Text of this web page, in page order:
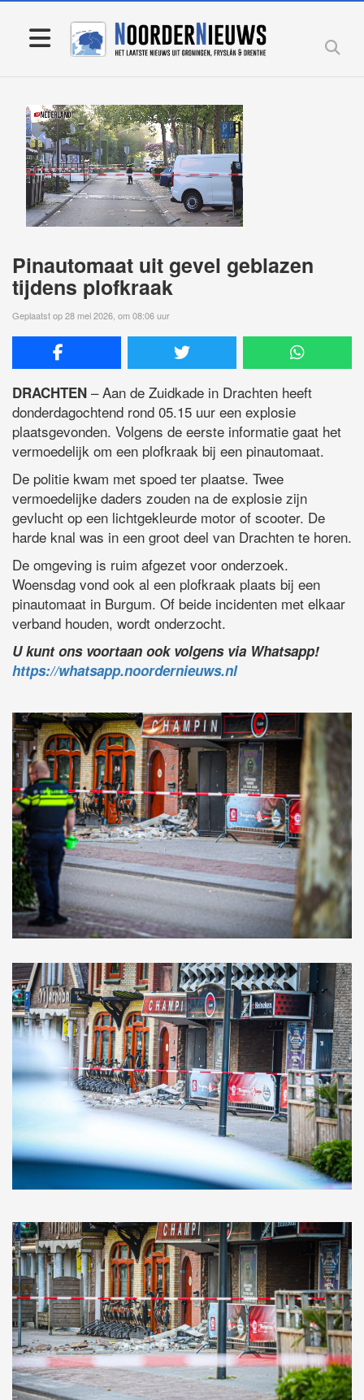
Pinautomaat uit gevel geblazen
tijdens plofkraak
Geplaatst op 28 mei 2026, om 08:06 uur
DRACHTEN – Aan de Zuidkade in Drachten heeft
donderdagochtend rond 05.15 uur een explosie
plaatsgevonden. Volgens de eerste informatie gaat het
vermoedelijk om een plofkraak bij een pinautomaat.
De politie kwam met spoed ter plaatse. Twee
vermoedelijke daders zouden na de explosie zijn
gevlucht op een lichtgekleurde motor of scooter. De
harde knal was in een groot deel van Drachten te horen.
De omgeving is ruim afgezet voor onderzoek.
Woensdag vond ook al een plofkraak plaats bij een
pinautomaat in Burgum. Of beide incidenten met elkaar
verband houden, wordt onderzocht.
U kunt ons voortaan ook volgens via Whatsapp!
https://whatsapp.noordernieuws.nl